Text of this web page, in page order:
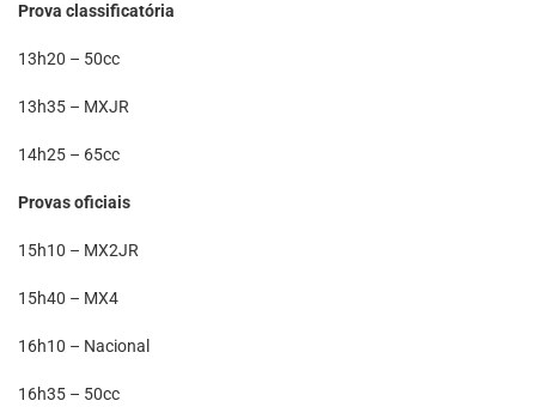
Prova classificatória
13h20 – 50cc
13h35 – MXJR
14h25 – 65cc
Provas oficiais
15h10 – MX2JR
15h40 – MX4
16h10 – Nacional
16h35 – 50cc